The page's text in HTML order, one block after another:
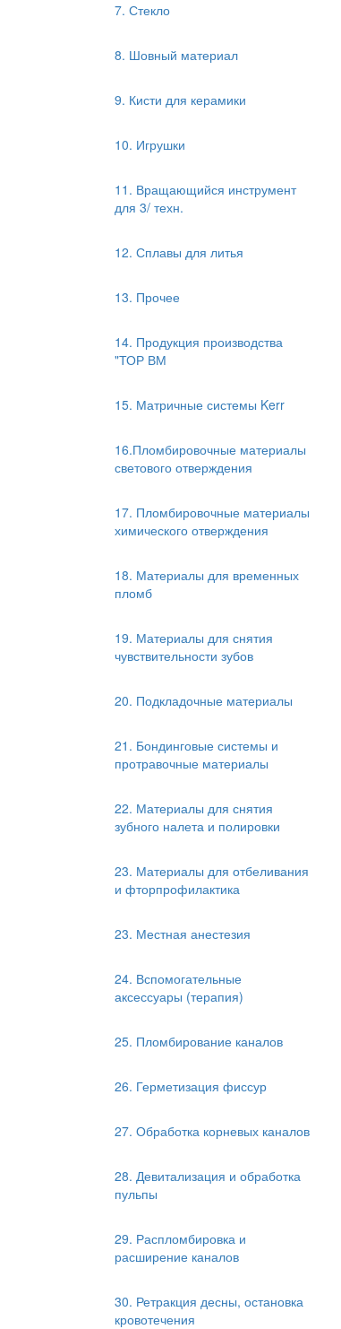
7. Стекло
8. Шовный материал
9. Кисти для керамики
10. Игрушки
11. Вращающийся инструмент
для 3/ техн.
12. Сплавы для литья
13. Прочее
14. Продукция производства
"ТОР ВМ
15. Матричные системы Kerr
16.Пломбировочные материалы
светового отверждения
17. Пломбировочные материалы
химического отверждения
18. Материалы для временных
пломб
19. Материалы для снятия
чувствительности зубов
20. Подкладочные материалы
21. Бондинговые системы и
протравочные материалы
22. Материалы для снятия
зубного налета и полировки
23. Материалы для отбеливания
и фторпрофилактика
23. Местная анестезия
24. Вспомогательные
аксессуары (терапия)
25. Пломбирование каналов
26. Герметизация фиссур
27. Обработка корневых каналов
28. Девитализация и обработка
пульпы
29. Распломбировка и
расширение каналов
30. Ретракция десны, остановка
кровотечения